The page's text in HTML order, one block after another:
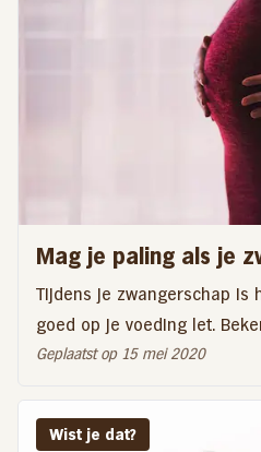
Mag je paling als je
Tijdens je zwangerschap is
goed op je voeding let.
Geplaatst op 15 mei 2020
Wist je dat?